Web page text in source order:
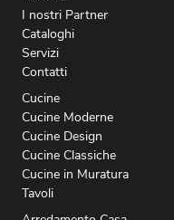
I nostri Partner
Cataloghi
Servizi
Contatti
Cucine
Cucine Moderne
Cucine Design
Cucine Classiche
Cucine in Muratura
Tavoli